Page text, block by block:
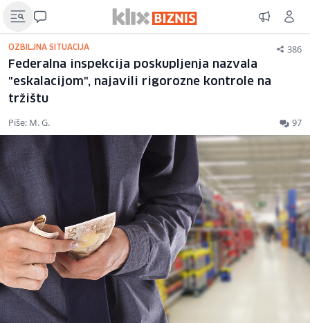
OZBILJNA SITUACIJA 386
Federalna inspekcija poskupljenja nazvala
"eskalacijom", najavili rigorozne kontrole na
tržištu
Piše: M. G. 97